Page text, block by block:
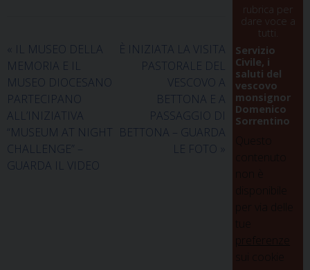
« IL MUSEO DELLA
MEMORIA E IL
MUSEO DIOCESANO
PARTECIPANO
ALL’INIZIATIVA
“MUSEUM AT NIGHT
CHALLENGE” –
GUARDA IL VIDEO
È INIZIATA LA VISITA
PASTORALE DEL
VESCOVO A
BETTONA E A
PASSAGGIO DI
BETTONA – GUARDA
LE FOTO »
rubrica per
dare voce a
tutti.
Servizio
Civile, i
saluti del
vescovo
monsignor
Domenico
Sorrentino